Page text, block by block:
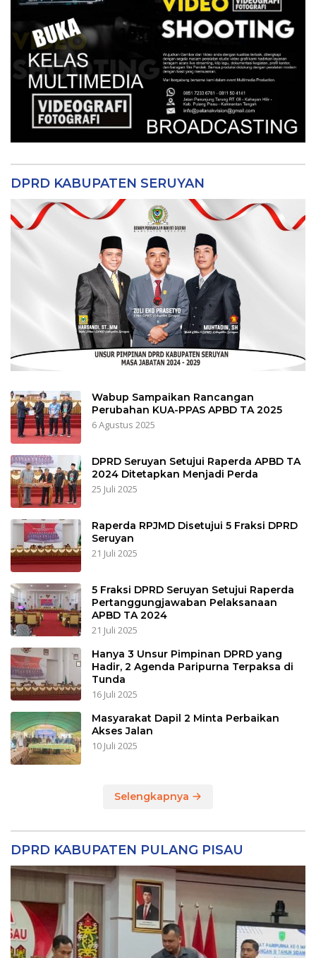
DPRD KABUPATEN SERUYAN
Wabup Sampaikan Rancangan
Perubahan KUA-PPAS APBD TA 2025
6 Agustus 2025
DPRD Seruyan Setujui Raperda APBD TA
2024 Ditetapkan Menjadi Perda
25 Juli 2025
Raperda RPJMD Disetujui 5 Fraksi DPRD
Seruyan
21 Juli 2025
5 Fraksi DPRD Seruyan Setujui Raperda
Pertanggungjawaban Pelaksanaan
APBD TA 2024
21 Juli 2025
Hanya 3 Unsur Pimpinan DPRD yang
Hadir, 2 Agenda Paripurna Terpaksa di
Tunda
16 Juli 2025
Masyarakat Dapil 2 Minta Perbaikan
Akses Jalan
10 Juli 2025
Selengkapnya
DPRD KABUPATEN PULANG PISAU